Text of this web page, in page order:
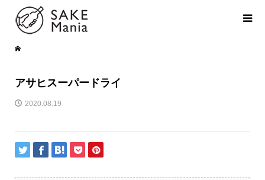
アサヒスーパードライ
2020.08.19